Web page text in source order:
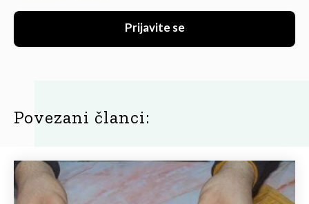
Prijavite se
Povezani članci: